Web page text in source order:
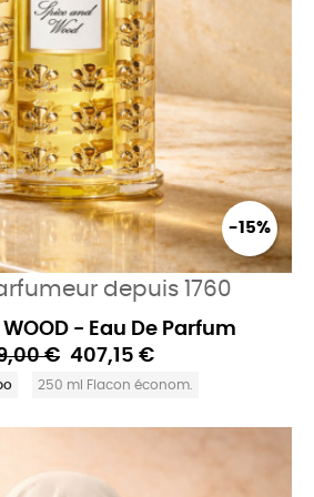
-15%
depuis 1760
WOOD - Eau De Parfum
€ 407,15 €
250 ml Flacon économ.